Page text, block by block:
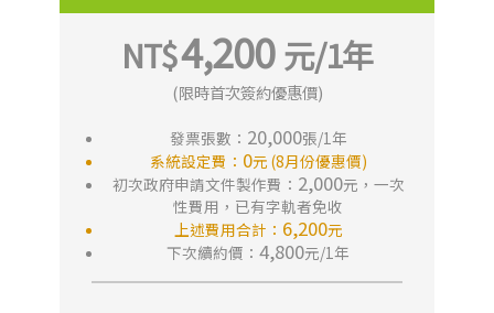
4,200
(限時首次簽約優惠價)
發票張數： 20,000張/1年
系統設定費： 0元 (8月份優惠價)
初次政府申請文件製作費： 2,000元，一次
性費用，已有字軌者免收
上述費用合計： 6,200元
下次續約價：4,800元/1年